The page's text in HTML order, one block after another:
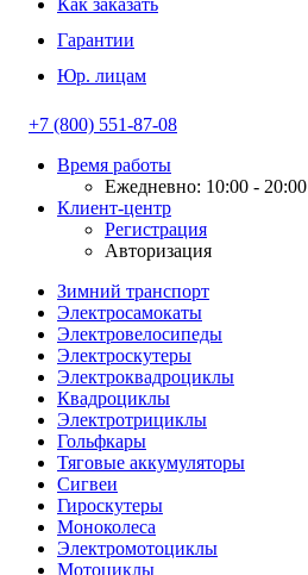
Как заказать
Гарантии
Юр. лицам
+7 (800) 551-87-08
Время работы
Ежедневно: 10:00 - 20:00
Клиент-центр
Регистрация
Авторизация
Зимний транспорт
Электросамокаты
Электровелосипеды
Электроскутеры
Электроквадроциклы
Квадроциклы
Электротрициклы
Гольфкары
Тяговые аккумуляторы
Сигвеи
Гироскутеры
Моноколеса
Электромотоциклы
Мотоциклы